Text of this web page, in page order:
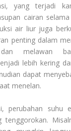
yang terjadi
cairan
air liur juga
penting dalam
melawan
lebih kering
dapat
menelan.
perubahan suhu
tenggorokan.